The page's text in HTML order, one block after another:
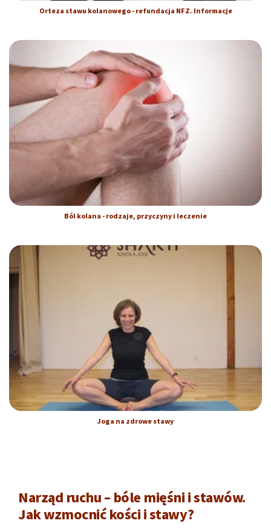
Orteza stawu kolanowego - refundacja NFZ. Informacje
Ból kolana - rodzaje, przyczyny i leczenie
Joga na zdrowe stawy
Narząd ruchu – bóle mięśni i stawów.
Jak wzmocnić kości i stawy?